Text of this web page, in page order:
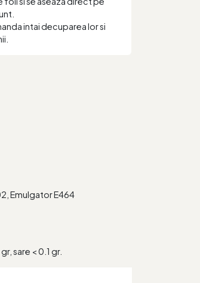
intai decuparea lor si
Emulgator E464
sare < 0.1 gr.